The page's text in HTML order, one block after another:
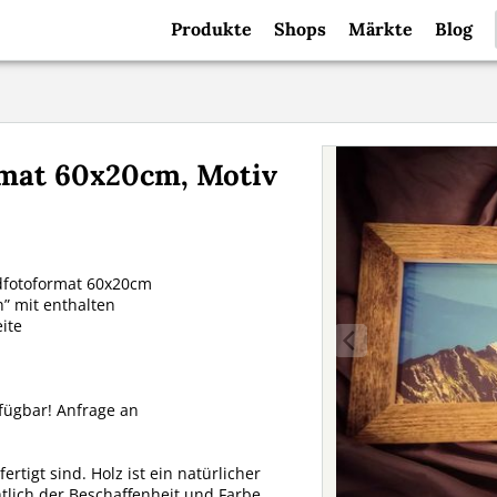
Produkte Shops Märkte Blog
60x20cm, Motiv
60x20cm
mit enthalten
Anfrage an
sind. Holz ist ein natürlicher